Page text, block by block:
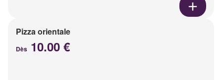
Pizza orientale
Dès 10.00 €